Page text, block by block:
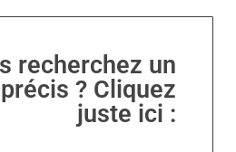
recherchez un
? Cliquez
juste ici :